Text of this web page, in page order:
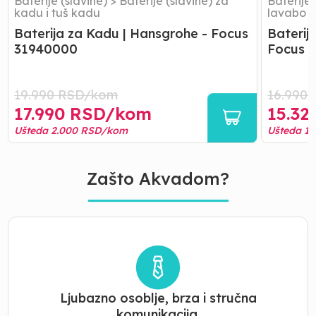
kadu i tuš kadu
Baterija za Kadu | Hansgrohe - Focus
31940000
19.990RSD/kom
17.990 RSD/kom
Ušteda 2.000RSD/kom
lavabo
Focus
16.990
Ušteda
Zašto Akvadom?
Ljubazno osoblje, brza i stručna